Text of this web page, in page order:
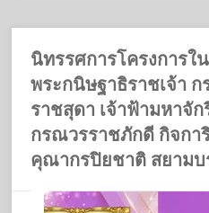
นิทรรศการโครงการใ
พระกนิษฐาธิราชเจ้า
ราชสุดา เจ้าฟ้ามหาจั
กรณวรราชภักดี กิจก
คุณากรปิยชาติ สยามบ